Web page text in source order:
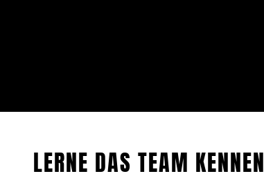
LERNE DAS TEAM KENNEN